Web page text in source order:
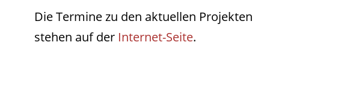
Die Termine zu den aktuellen Projekten
stehen auf der Internet-Seite.